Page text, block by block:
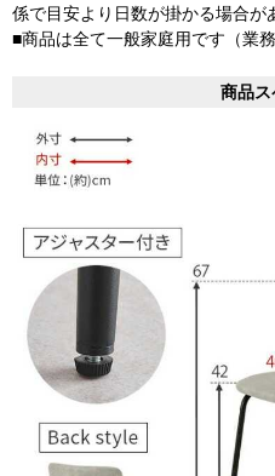
係で目安より日数が掛かる場合が
■商品は全て一般家庭用です（業
商品ス